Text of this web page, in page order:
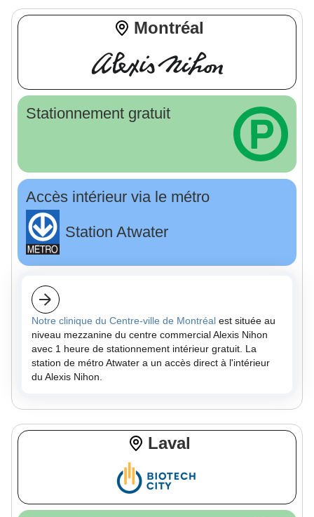
Montréal
Stationnement gratuit
Accès intérieur via le métro
Station Atwater
Notre clinique du Centre-ville de Montréal est située au
niveau mezzanine du centre commercial Alexis Nihon
avec 1 heure de stationnement intérieur gratuit. La
station de métro Atwater a un accès direct à l'intérieur
du Alexis Nihon.
Laval